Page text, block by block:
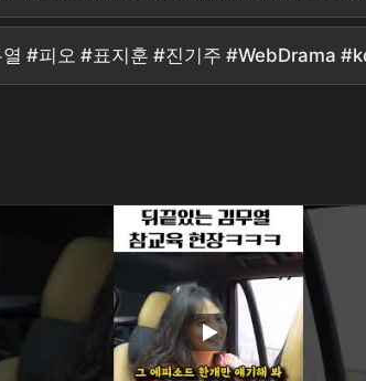
#피오 #표지훈 #진기주 #WebDrama